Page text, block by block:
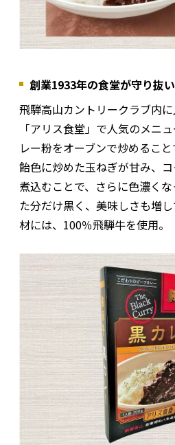
創業1933年の食堂が守り抜
飛騨高山カントリークラブ内
「アリス食堂」で人気のメニ
レー粉をオーブンで炒めること
飴色に炒めた玉ねぎが甘み、
煮込むことで、さらに色濃く
た分だけ黒く、美味しさも増
材には、100％飛騨牛を使用。